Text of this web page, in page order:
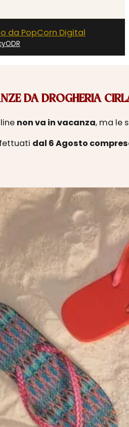
da PopCorn Digital
ODR
DA DROGHERIA
non va in vacanza, ma le
dal 6 Agosto